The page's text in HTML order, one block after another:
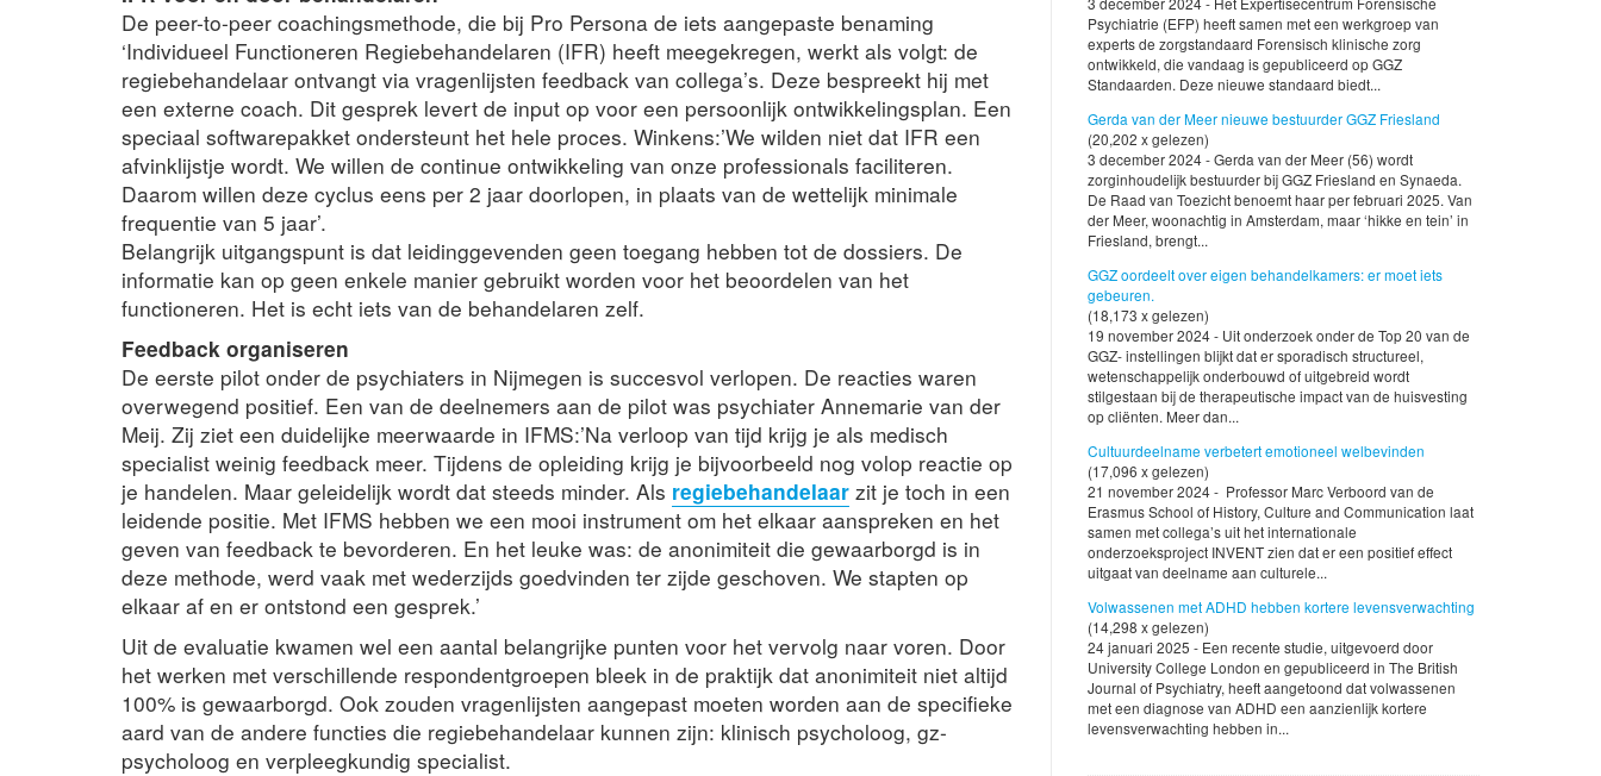
De peer-to-peer coachingsmethode, die bij Pro Persona de iets aangepaste benaming
‘Individueel Functioneren Regiebehandelaren (IFR) heeft meegekregen, werkt als volgt: de
regiebehandelaar ontvangt via vragenlijsten feedback van collega’s. Deze bespreekt hij met
een externe coach. Dit gesprek levert de input op voor een persoonlijk ontwikkelingsplan. Een
speciaal softwarepakket ondersteunt het hele proces. Winkens:’We wilden niet dat IFR een
afvinklijstje wordt. We willen de continue ontwikkeling van onze professionals faciliteren.
Daarom willen deze cyclus eens per 2 jaar doorlopen, in plaats van de wettelijk minimale
frequentie van 5 jaar’.
Belangrijk uitgangspunt is dat leidinggevenden geen toegang hebben tot de dossiers. De
informatie kan op geen enkele manier gebruikt worden voor het beoordelen van het
functioneren. Het is echt iets van de behandelaren zelf.
Feedback organiseren
De eerste pilot onder de psychiaters in Nijmegen is succesvol verlopen. De reacties waren
overwegend positief. Een van de deelnemers aan de pilot was psychiater Annemarie van der
Meij. Zij ziet een duidelijke meerwaarde in IFMS:’Na verloop van tijd krijg je als medisch
specialist weinig feedback meer. Tijdens de opleiding krijg je bijvoorbeeld nog volop reactie op
je handelen. Maar geleidelijk wordt dat steeds minder. Als regiebehandelaar zit je toch in een
leidende positie. Met IFMS hebben we een mooi instrument om het elkaar aanspreken en het
geven van feedback te bevorderen. En het leuke was: de anonimiteit die gewaarborgd is in
deze methode, werd vaak met wederzijds goedvinden ter zijde geschoven. We stapten op
elkaar af en er ontstond een gesprek.’
Uit de evaluatie kwamen wel een aantal belangrijke punten voor het vervolg naar voren. Door
het werken met verschillende respondentgroepen bleek in de praktijk dat anonimiteit niet altijd
100% is gewaarborgd. Ook zouden vragenlijsten aangepast moeten worden aan de specifieke
aard van de andere functies die regiebehandelaar kunnen zijn: klinisch psycholoog, gz-
psycholoog en verpleegkundig specialist.
Psychiatrie (EFP) heeft samen met een werkgroep van
experts de zorgstandaard Forensisch klinische zorg
ontwikkeld, die vandaag is gepubliceerd op GGZ
Standaarden. Deze nieuwe standaard biedt...
Gerda van der Meer nieuwe bestuurder GGZ Friesland
(20,202 x gelezen)
3 december 2024 - Gerda van der Meer (56) wordt
zorginhoudelijk bestuurder bij GGZ Friesland en Synaeda.
De Raad van Toezicht benoemt haar per februari 2025. Van
der Meer, woonachtig in Amsterdam, maar ‘hikke en tein’ in
Friesland, brengt...
GGZ oordeelt over eigen behandelkamers: er moet iets
gebeuren.
(18,173 x gelezen)
19 november 2024 - Uit onderzoek onder de Top 20 van de
GGZ- instellingen blijkt dat er sporadisch structureel,
wetenschappelijk onderbouwd of uitgebreid wordt
stilgestaan bij de therapeutische impact van de huisvesting
op cliënten. Meer dan...
Cultuurdeelname verbetert emotioneel welbevinden
(17,096 x gelezen)
21 november 2024 - Professor Marc Verboord van de
Erasmus School of History, Culture and Communication laat
samen met collega’s uit het internationale
onderzoeksproject INVENT zien dat er een positief effect
uitgaat van deelname aan culturele...
Volwassenen met ADHD hebben kortere levensverwachting
(14,298 x gelezen)
24 januari 2025 - Een recente studie, uitgevoerd door
University College London en gepubliceerd in The British
Journal of Psychiatry, heeft aangetoond dat volwassenen
met een diagnose van ADHD een aanzienlijk kortere
levensverwachting hebben in...